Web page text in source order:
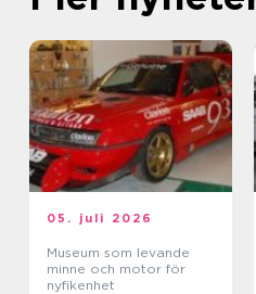
05. juli 2026
Museum som levande
minne och motor för
nyfikenhet